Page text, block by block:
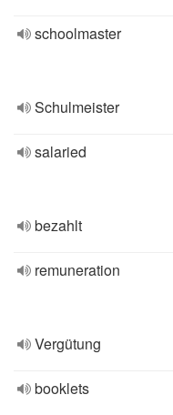
schoolmaster
Schulmeister
salaried
bezahlt
remuneration
Vergütung
booklets